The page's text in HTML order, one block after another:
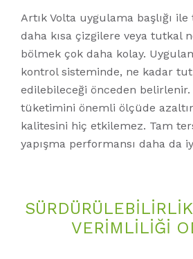
Artık Volta uygulama başlığı
daha kısa çizgilere veya tutkal
bölmek çok daha kolay.
kontrol sisteminde, ne kadar
edilebileceği önceden
tüketimini önemli ölçüde
kalitesini hiç etkilemez. Tam
yapışma performansı daha da
VERIMLILIĞI